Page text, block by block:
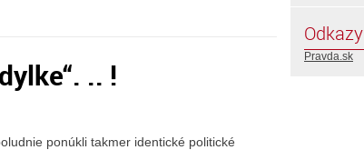
.. !
ponúkli takmer identické politické
Odkazy
Pravda.sk